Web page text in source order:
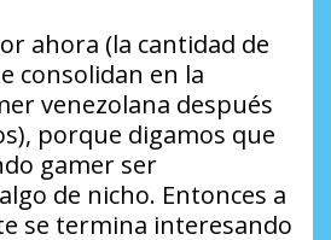
ahora (la cantidad de
consolidan en la
venezolana después
porque digamos que
gamer ser
de nicho. Entonces a
se termina interesando